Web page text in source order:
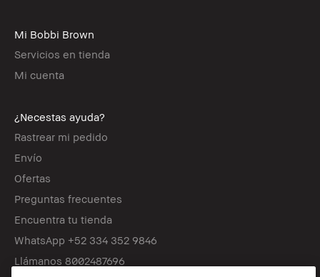
Mi Bobbi Brown
Servicios en tienda
Mi cuenta
¿Necestas ayuda?
Rastrear mi pedido
Envío
Ofertas
Preguntas frecuentes
Encuentra tu tienda
WhatsApp +52 334 352 9846
Llámanos 8002487696